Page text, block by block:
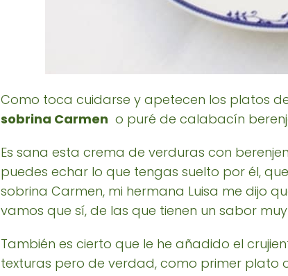
Como toca cuidarse y apetecen los platos
sobrina Carmen o puré de calabacín
Es sana esta crema de verduras con
puedes echar lo que tengas suelto por él,
sobrina Carmen, mi hermana Luisa me dijo
vamos que sí, de las que tienen un sabor
También es cierto que le he añadido el
texturas pero de verdad, como primer plato